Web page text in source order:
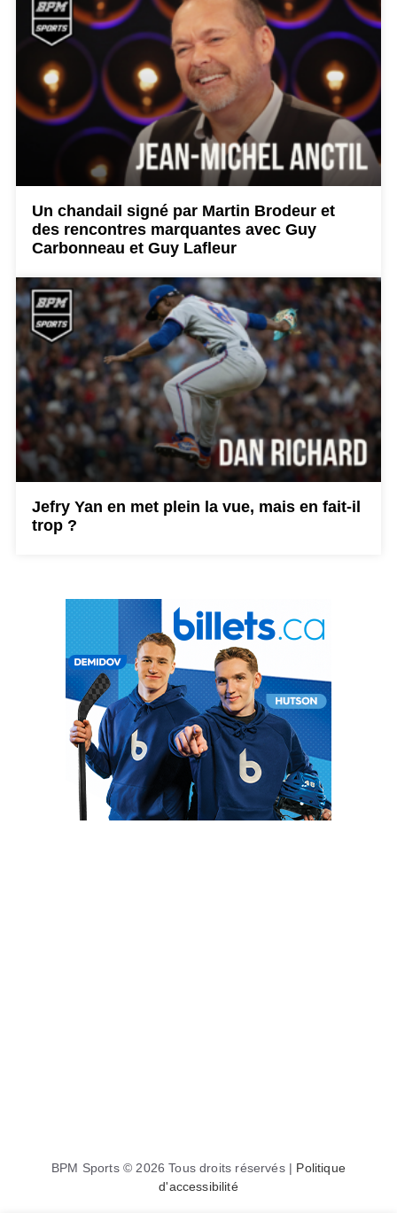
Un chandail signé par Martin Brodeur et
des rencontres marquantes avec Guy
Carbonneau et Guy Lafleur
Jefry Yan en met plein la vue, mais en fait-il
trop ?
BPM Sports © 2026 Tous droits réservés | Politique
d'accessibilité